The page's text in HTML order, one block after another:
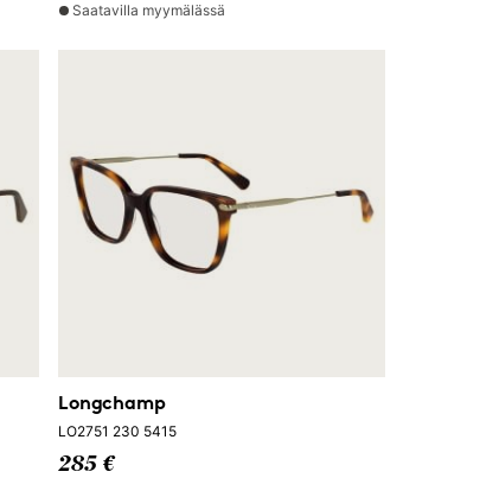
Saatavilla myymälässä
Longchamp
LO2751 230 5415
285 €